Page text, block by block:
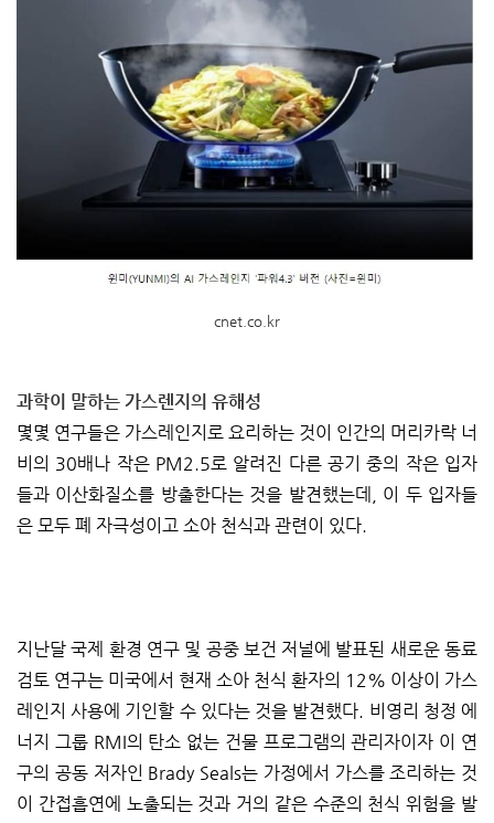
cnet.co.kr
과학이 말하는 가스렌지의 유해성
몇몇 연구들은 가스레인지로 요리하는 것이 인간의 머리카락 너
비의 30배나 작은 PM2.5로 알려진 다른 공기 중의 작은 입자
들과 이산화질소를 방출한다는 것을 발견했는데, 이 두 입자들
은 모두 폐 자극성이고 소아 천식과 관련이 있다.
지난달 국제 환경 연구 및 공중 보건 저널에 발표된 새로운 동료
검토 연구는 미국에서 현재 소아 천식 환자의 12% 이상이 가스
레인지 사용에 기인할 수 있다는 것을 발견했다. 비영리 청정 에
너지 그룹 RMI의 탄소 없는 건물 프로그램의 관리자이자 이 연
구의 공동 저자인 Brady Seals는 가정에서 가스를 조리하는 것
이 간접흡연에 노출되는 것과 거의 같은 수준의 천식 위험을 발